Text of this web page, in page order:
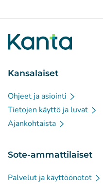
Kansalaiset
Ohjeet ja asiointi
Tietojen käyttö ja luvat
Ajankohtaista
Sote-ammattilaiset
Palvelut ja käyttöönotot